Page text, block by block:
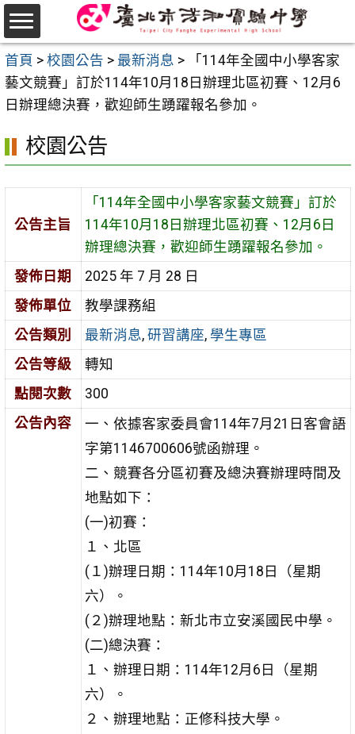
跳
至
主
要
內
首頁 > 校園公告 > 最新消息 >
「114年全國中小學客家
藝文競賽」訂於114年10月18日辦理北區初賽、12月6
日辦理總決賽，歡迎師生踴躍報名參加。
校園公告
公告主旨
「114年全國中小學客家藝文競賽」訂於
114年10月18日辦理北區初賽、12月6日
辦理總決賽，歡迎師生踴躍報名參加。
發佈日期
2025 年 7 月 28 日
發佈單位
教學課務組
公告類別
最新消息, 研習講座, 學生專區
公告等級
轉知
點閱次數
300
公告內容
一、依據客家委員會114年7月21日客會語
字第1146700606號函辦理。
二、競賽各分區初賽及總決賽辦理時間及
地點如下：
(一)初賽：
１、北區
(１)辦理日期：114年10月18日（星期
六）。
(２)辦理地點：新北市立安溪國民中學。
(二)總決賽：
１、辦理日期：114年12月6日（星期
六）。
２、辦理地點：正修科技大學。
選
單